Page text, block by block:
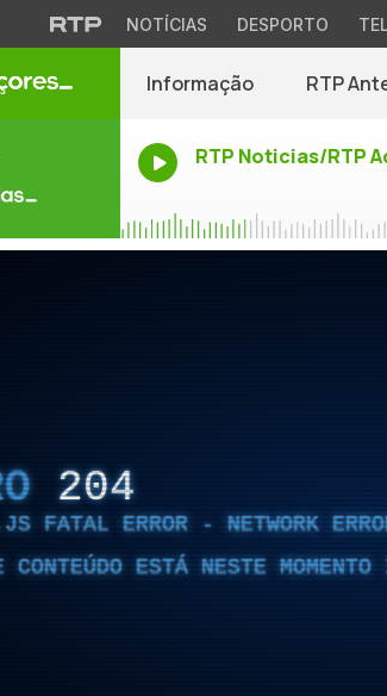
NOTÍCIAS DESPORTO
Informação RTP
RTP Noticias/RTP
204
FATAL ERROR - NETWORK
CONTEÚDO ESTÁ NESTE